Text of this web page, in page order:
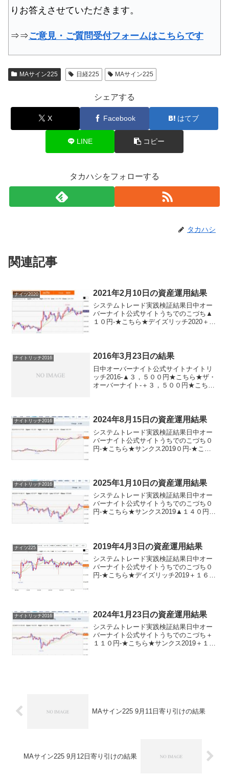
りお答えさせていただきます。
⇒⇒ご意見・ご質問受付フォームはこちらです
MAサイン225 日経225 MAサイン225
シェアする
X Facebook はてブ
LINE コピー
タカハシをフォローする
タカハシ
関連記事
ナイツ2020 2021年2月10日の資産運用結果
システムトレード実践検証結果日中オー
バーナイト公式サイトうちでのこづち▲
１０円-★こちら★デイズリッチ2020＋１
ナイトリッチ2016 2016年3月23日の結果
日中オーバーナイト公式サイトナイトリ
ッチ2016-▲３，５００円★こちら★ザ・
オーバーナイト-＋３，５００円★こちら
円-★...
ナイトリッチ2016 2024年8月15日の資産運用結果
システムトレード実践検証結果日中オー
バーナイト公式サイトうちでのこづち０
円-★こちら★サンクス2019０円-★こち
ナイトリッチ2016 2025年1月10日の資産運用結果
システムトレード実践検証結果日中オー
バーナイト公式サイトうちでのこづち０
円-★こちら★サンクス2019▲１４０円-
ナイツ225 2019年4月3日の資産運用結果
システムトレード実践検証結果日中オー
バーナイト公式サイトうちでのこづち０
円-★こちら★デイズリッチ2019＋１６０
ナイトリッチ2016 2024年1月23日の資産運用結果
システムトレード実践検証結果日中オー
バーナイト公式サイトうちでのこづち＋
１１０円-★こちら★サンクス2019＋１１
MAサイン225 9月11日寄り引けの結果
MAサイン225 9月12日寄り引けの結果